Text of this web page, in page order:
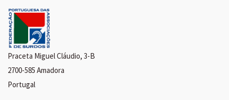
Praceta Miguel Cláudio, 3-B
2700-585 Amadora
Portugal